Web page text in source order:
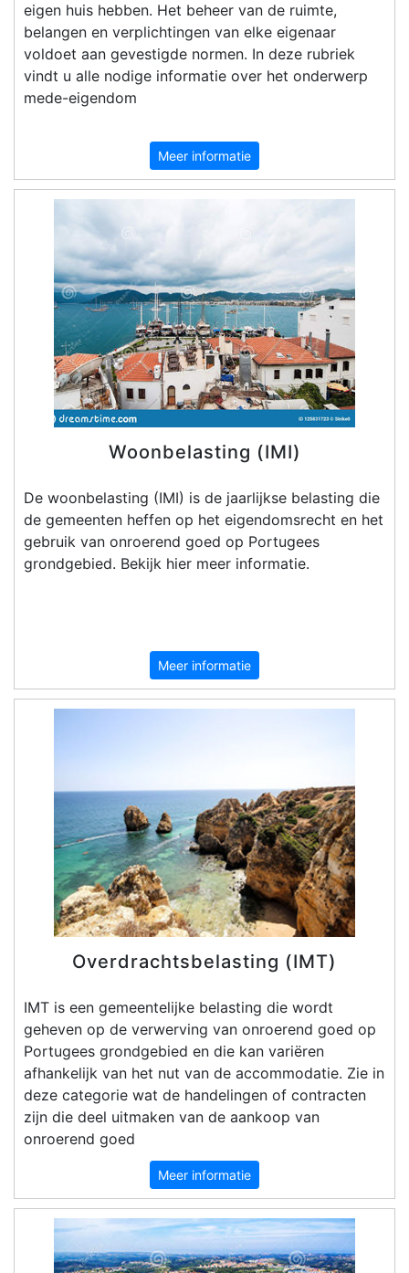
eigen huis hebben. Het beheer van de ruimte,
belangen en verplichtingen van elke eigenaar
voldoet aan gevestigde normen. In deze rubriek
vindt u alle nodige informatie over het onderwerp
mede-eigendom
Meer informatie
Woonbelasting (IMI)
De woonbelasting (IMI) is de jaarlijkse belasting die
de gemeenten heffen op het eigendomsrecht en het
gebruik van onroerend goed op Portugees
grondgebied. Bekijk hier meer informatie.
Meer informatie
Overdrachtsbelasting (IMT)
IMT is een gemeentelijke belasting die wordt
geheven op de verwerving van onroerend goed op
Portugees grondgebied en die kan variëren
afhankelijk van het nut van de accommodatie. Zie in
deze categorie wat de handelingen of contracten
zijn die deel uitmaken van de aankoop van
onroerend goed
Meer informatie